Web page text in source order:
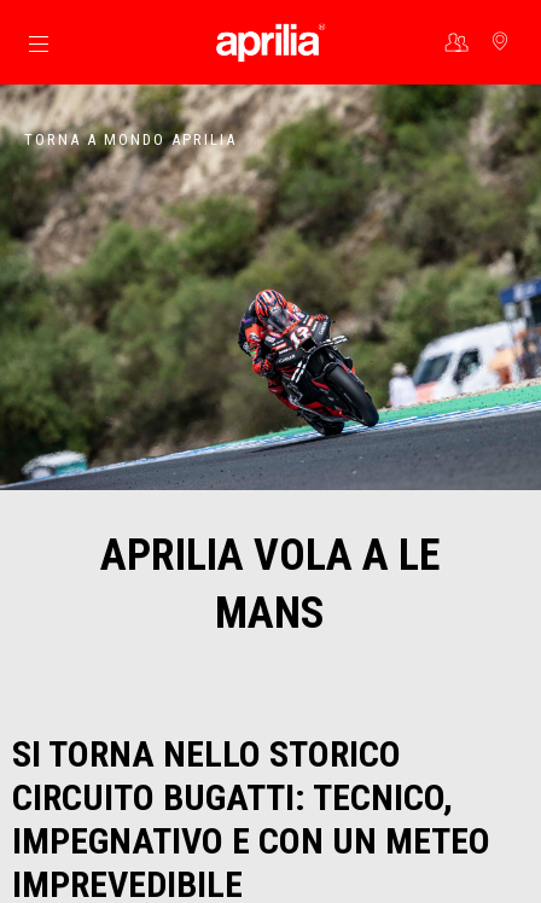
Vai al contenuto principale
TORNA A MONDO APRILIA
APRILIA VOLA A LE
MANS
SI TORNA NELLO STORICO
CIRCUITO BUGATTI: TECNICO,
IMPEGNATIVO E CON UN METEO
IMPREVEDIBILE